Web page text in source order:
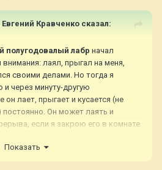
Евгений Кравченко сказал:
полугодовалый лабр начал
лаял, прыгал на меня,
своими делами. Но тогда я
и через минуту-другую
он лает, прыгает и кусается (не
Он может лаять и
если я закрою его в комнате
утром и вечером по 1-1.5 часа, и
Показать